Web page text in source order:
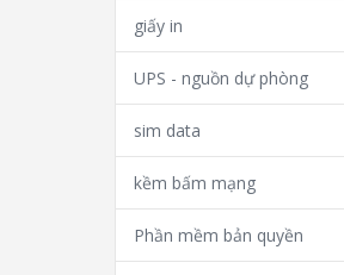
giấy in
UPS - nguồn dự phòng
sim data
kềm bấm mạng
Phần mềm bản quyền